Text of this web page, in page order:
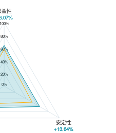
里と京成本線の平均値の総合評価の比較
100%
80%
60%
40%
20%
0%
益性
安定性
+13.64%